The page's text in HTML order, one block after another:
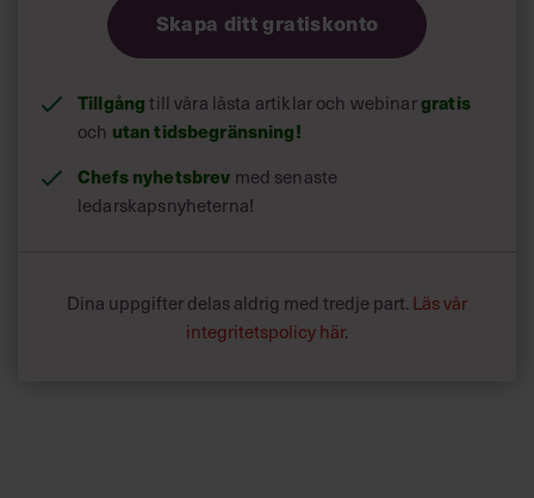
Skapa ditt gratiskonto
Tillgångtill våra låsta artiklar och webinargratis
och utan tidsbegränsning!
Chefs nyhetsbrev med senaste
ledarskapsnyheterna!
Dina uppgifter delas aldrig med tredje part. Läs vår
integritetspolicy här.